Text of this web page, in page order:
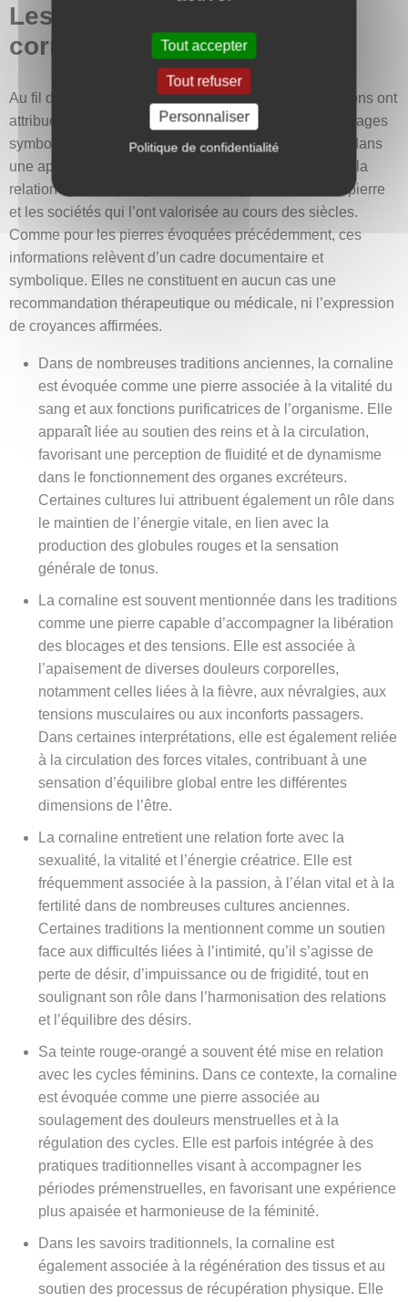
Les vertus et bienfaits de la
cornaline
Au fil de la longue histoire de l’humanité, les civilisations ont
attribué à la cornaline diverses propriétés, vertus et usages
symboliques. Les éléments présentés ici s’inscrivent dans
une approche culturelle et historique, visant à illustrer la
relation symbolique qui s’est développée entre cette pierre
et les sociétés qui l’ont valorisée au cours des siècles.
Comme pour les pierres évoquées précédemment, ces
informations relèvent d’un cadre documentaire et
symbolique. Elles ne constituent en aucun cas une
recommandation thérapeutique ou médicale, ni l’expression
de croyances affirmées.
Dans de nombreuses traditions anciennes, la cornaline
est évoquée comme une pierre associée à la vitalité du
sang et aux fonctions purificatrices de l’organisme. Elle
apparaît liée au soutien des reins et à la circulation,
favorisant une perception de fluidité et de dynamisme
dans le fonctionnement des organes excréteurs.
Certaines cultures lui attribuent également un rôle dans
le maintien de l’énergie vitale, en lien avec la
production des globules rouges et la sensation
générale de tonus.
La cornaline est souvent mentionnée dans les traditions
comme une pierre capable d’accompagner la libération
des blocages et des tensions. Elle est associée à
l’apaisement de diverses douleurs corporelles,
notamment celles liées à la fièvre, aux névralgies, aux
tensions musculaires ou aux inconforts passagers.
Dans certaines interprétations, elle est également reliée
à la circulation des forces vitales, contribuant à une
sensation d’équilibre global entre les différentes
dimensions de l’être.
La cornaline entretient une relation forte avec la
sexualité, la vitalité et l’énergie créatrice. Elle est
fréquemment associée à la passion, à l’élan vital et à la
fertilité dans de nombreuses cultures anciennes.
Certaines traditions la mentionnent comme un soutien
face aux difficultés liées à l’intimité, qu’il s’agisse de
perte de désir, d’impuissance ou de frigidité, tout en
soulignant son rôle dans l’harmonisation des relations
et l’équilibre des désirs.
Sa teinte rouge-orangé a souvent été mise en relation
avec les cycles féminins. Dans ce contexte, la cornaline
est évoquée comme une pierre associée au
soulagement des douleurs menstruelles et à la
régulation des cycles. Elle est parfois intégrée à des
pratiques traditionnelles visant à accompagner les
périodes prémenstruelles, en favorisant une expérience
plus apaisée et harmonieuse de la féminité.
Dans les savoirs traditionnels, la cornaline est
également associée à la régénération des tissus et au
soutien des processus de récupération physique. Elle
Tout accepter
Tout refuser
Personnaliser
Politique de confidentialité